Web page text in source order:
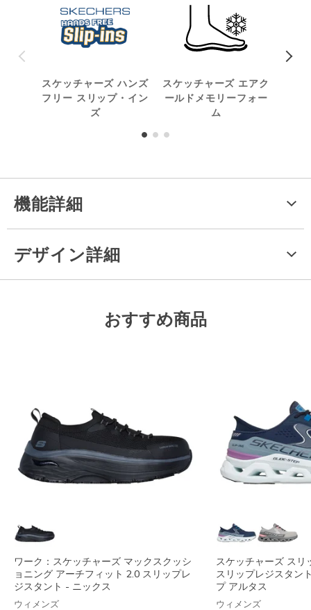
スケッチャーズ ハンズ
フリー スリップ・イン
ズ
スケッチャーズ エアク
ールドメモリーフォー
ム
機能詳細
デザイン詳細
おすすめ商品
ワーク：スケッチャーズ マックスクッシ
ョニング アーチフィット 2.0 スリップレ
ジスタント - ニックス
ウィメンズ
スケッチャーズ スリ
スリップレジスタン
プ アルタス
ウィメンズ